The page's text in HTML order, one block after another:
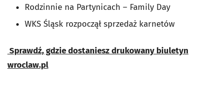
Rodzinnie na Partynicach – Family Day
WKS Śląsk rozpoczął sprzedaż karnetów
Sprawdź, gdzie dostaniesz drukowany biuletyn
wroclaw.pl